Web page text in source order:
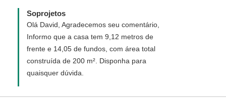
Soprojetos
Olá David, Agradecemos seu comentário,
Informo que a casa tem 9,12 metros de
frente e 14,05 de fundos, com área total
construída de 200 m². Disponha para
quaisquer dúvida.